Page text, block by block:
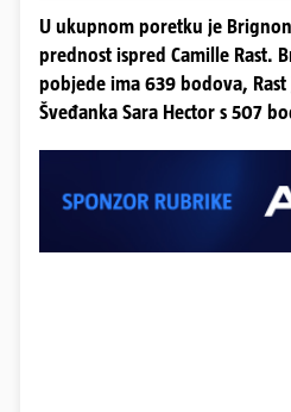
U ukupnom poretku je
prednost ispred Camille Rast.
pobjede ima 639 bodova,
Šveđanka Sara Hector s 507